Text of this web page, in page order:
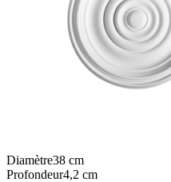
Diamètre38 cm
Profondeur4,2 cm